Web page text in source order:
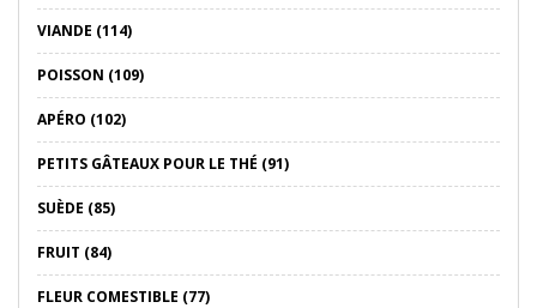
VIANDE (114)
POISSON (109)
APÉRO (102)
PETITS GÂTEAUX POUR LE THÉ (91)
SUÈDE (85)
FRUIT (84)
FLEUR COMESTIBLE (77)